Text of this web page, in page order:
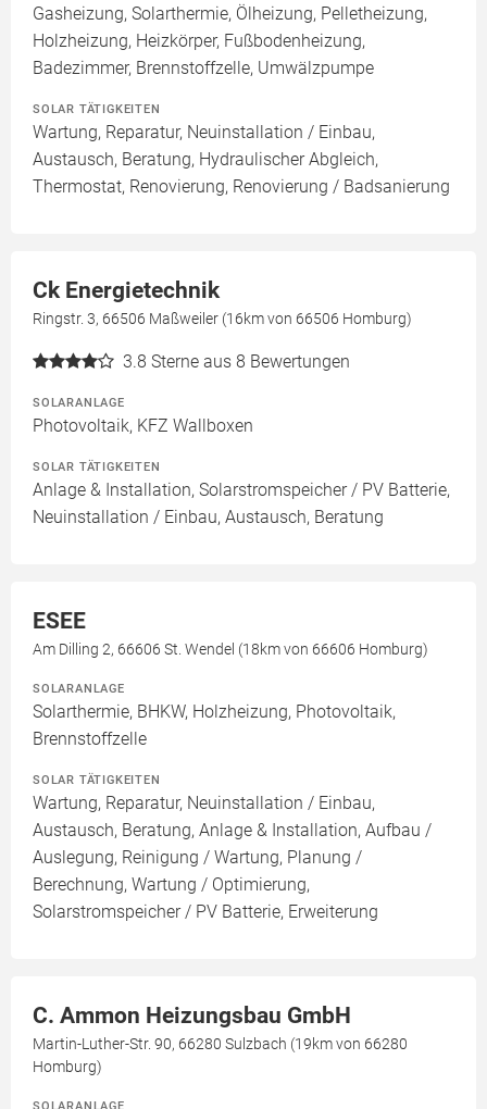
Gasheizung, Solarthermie, Ölheizung, Pelletheizung,
Holzheizung, Heizkörper, Fußbodenheizung,
Badezimmer, Brennstoffzelle, Umwälzpumpe
SOLAR TÄTIGKEITEN
Wartung, Reparatur, Neuinstallation / Einbau,
Austausch, Beratung, Hydraulischer Abgleich,
Thermostat, Renovierung, Renovierung / Badsanierung
Ck Energietechnik
Ringstr. 3, 66506 Maßweiler (16km von 66506 Homburg)
3.8 Sterne aus 8 Bewertungen
SOLARANLAGE
Photovoltaik, KFZ Wallboxen
SOLAR TÄTIGKEITEN
Anlage & Installation, Solarstromspeicher / PV Batterie,
Neuinstallation / Einbau, Austausch, Beratung
ESEE
Am Dilling 2, 66606 St. Wendel (18km von 66606 Homburg)
SOLARANLAGE
Solarthermie, BHKW, Holzheizung, Photovoltaik,
Brennstoffzelle
SOLAR TÄTIGKEITEN
Wartung, Reparatur, Neuinstallation / Einbau,
Austausch, Beratung, Anlage & Installation, Aufbau /
Auslegung, Reinigung / Wartung, Planung /
Berechnung, Wartung / Optimierung,
Solarstromspeicher / PV Batterie, Erweiterung
C. Ammon Heizungsbau GmbH
Martin-Luther-Str. 90, 66280 Sulzbach (19km von 66280
Homburg)
SOLARANLAGE